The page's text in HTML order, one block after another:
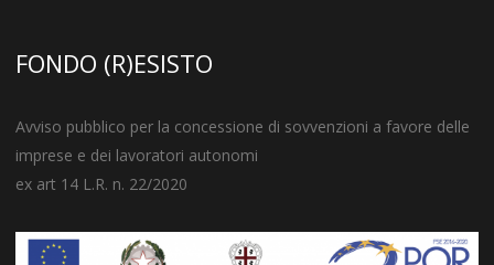
FONDO (R)ESISTO
Avviso pubblico per la concessione di sovvenzioni a favore delle
imprese e dei lavoratori autonomi
ex art 14 L.R. n. 22/2020